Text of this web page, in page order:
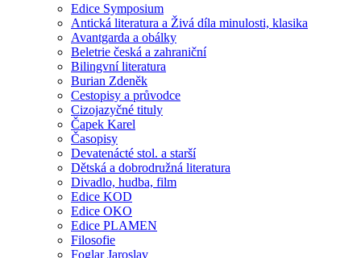
Edice Symposium
Antická literatura a Živá díla minulosti, klasika
Avantgarda a obálky
Beletrie česká a zahraniční
Bilingvní literatura
Burian Zdeněk
Cestopisy a průvodce
Cizojazyčné tituly
Čapek Karel
Časopisy
Devatenácté stol. a starší
Dětská a dobrodružná literatura
Divadlo, hudba, film
Edice KOD
Edice OKO
Edice PLAMEN
Filosofie
Foglar Jaroslav